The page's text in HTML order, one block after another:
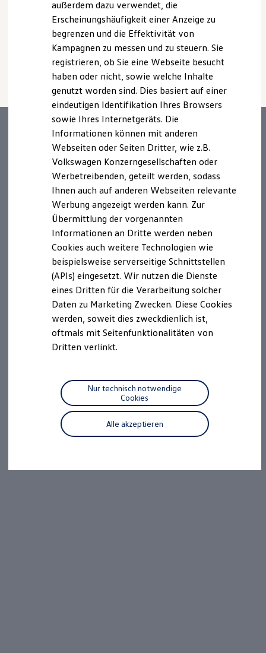
Verbrauchskosten
Kaufoptionen
E-Auto-Förderung
Software und Konnektivität
Die ID. Software 6
ID. Software Versionen und Updates
Digitale Extras
Schnittstellen zu Ihrem ID.
Hybridautos
Marke und Erlebnis
Volkswagen R und R Experience
R-Modelle
R Experience
Driving Experience
Werkbesichtigung
Factory visit
Lifestyle Shop
Golf Kollektion
ID. Kollektion
Volkswagen Kollektion
GTI Kollektion
Fußball Drop
we drive football
#wedriveproud
Besitzer und Service
myVolkswagen
Software Updates
Service und Ersatzteile
Inspektion und HU/AU
Reparaturen und Checks
Pannen- und Unfallhilfe
Economy Service
Volkswagen Teile
Zubehör
Modellspezifisches Zubehör
Schutz und Pflege
usw.) können relevante Fahrzeugparameter, wie
Rollwiderstand und Aerodynamik verändern und neben
Witterungs- und Verkehrsbedingungen sowie dem
individuellen Fahrverhalten den Kraftstoffverbrauch, den
Stromverbrauch, die CO₂-Emissionen und die
Fahrleistungswerte eines Fahrzeugs beeinflussen.
außerdem dazu verwendet, die
Erscheinungshäufigkeit einer Anzeige zu
begrenzen und die Effektivität von
Kampagnen zu messen und zu steuern. Sie
registrieren, ob Sie eine Webseite besucht
haben oder nicht, sowie welche Inhalte
genutzt worden sind. Dies basiert auf einer
eindeutigen Identifikation Ihres Browsers
sowie Ihres Internetgeräts. Die
Informationen können mit anderen
Webseiten oder Seiten Dritter, wie z.B.
Volkswagen Konzerngesellschaften oder
Werbetreibenden, geteilt werden, sodass
Ihnen auch auf anderen Webseiten relevante
Werbung angezeigt werden kann. Zur
Übermittlung der vorgenannten
Informationen an Dritte werden neben
Cookies auch weitere Technologien wie
beispielsweise serverseitige Schnittstellen
(APIs) eingesetzt. Wir nutzen die Dienste
eines Dritten für die Verarbeitung solcher
Daten zu Marketing Zwecken. Diese Cookies
werden, soweit dies zweckdienlich ist,
oftmals mit Seitenfunktionalitäten von
Dritten verlinkt.
Alle akzeptieren
Nur technisch notwendige
Cookies